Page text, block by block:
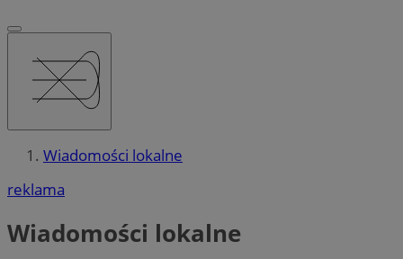
Wiadomości lokalne
reklama
Wiadomości lokalne